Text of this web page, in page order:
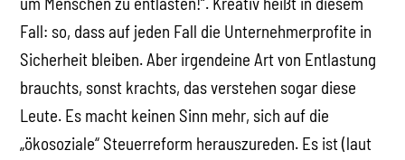
Fall: so, dass auf jeden Fall die Unternehmerprofite in
Sicherheit bleiben. Aber irgendeine Art von Entlastung
brauchts, sonst krachts, das verstehen sogar diese
Leute. Es macht keinen Sinn mehr, sich auf die
„ökosoziale“ Steuerreform herauszureden. Es ist (laut